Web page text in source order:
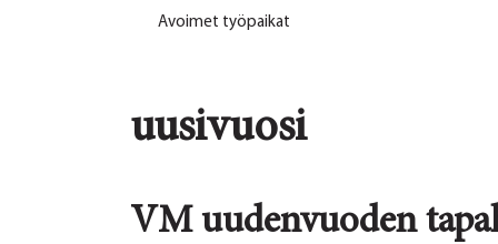
Avoimet työpaikat
uusivuosi
VM uudenvuoden